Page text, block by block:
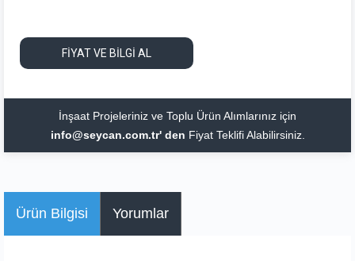
FİYAT VE BİLGİ AL
İnşaat Projeleriniz ve Toplu Ürün Alımlarınız için
info@seycan.com.tr' den Fiyat Teklifi Alabilirsiniz.
Ürün Bilgisi Yorumlar